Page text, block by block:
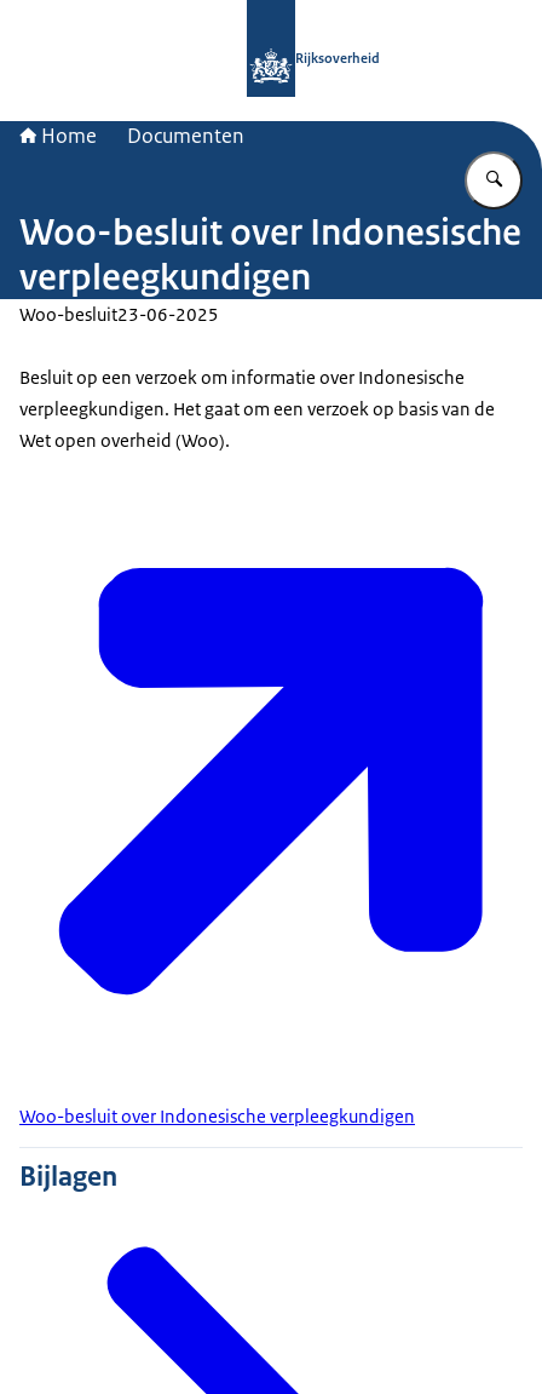
Rijksoverheid
Home Documenten
Woo-besluit over Indonesische
verpleegkundigen
Woo-besluit23-06-2025
Besluit op een verzoek om informatie over Indonesische
verpleegkundigen. Het gaat om een verzoek op basis van de
Wet open overheid (Woo).
Woo-besluit over Indonesische verpleegkundigen
Bijlagen